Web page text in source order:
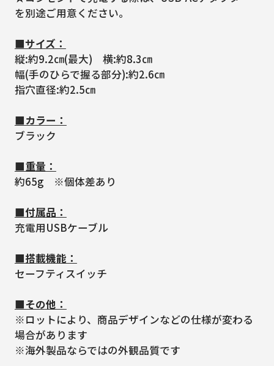
を別途ご用意ください。
■サイズ：
縦:約9.2㎝(最大) 横:約8.3㎝
幅(手のひらで握る部分):約2.6㎝
指穴直径:約2.5㎝
■カラー：
ブラック
■重量：
約65g ※個体差あり
■付属品：
充電用USBケーブル
■搭載機能：
セーフティスイッチ
■その他：
※ロットにより、商品デザインなどの仕様が変わる
場合があります
※海外製品ならではの外観品質です